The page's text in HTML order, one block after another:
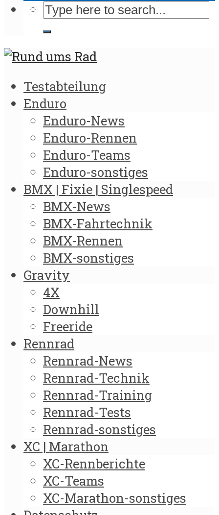
Testabteilung
Enduro
Enduro-News
Enduro-Rennen
Enduro-Teams
Enduro-sonstiges
BMX | Fixie | Singlespeed
BMX-News
BMX-Fahrtechnik
BMX-Rennen
BMX-sonstiges
Gravity
4X
Downhill
Freeride
Rennrad
Rennrad-News
Rennrad-Technik
Rennrad-Training
Rennrad-Tests
Rennrad-sonstiges
XC | Marathon
XC-Rennberichte
XC-Teams
XC-Marathon-sonstiges